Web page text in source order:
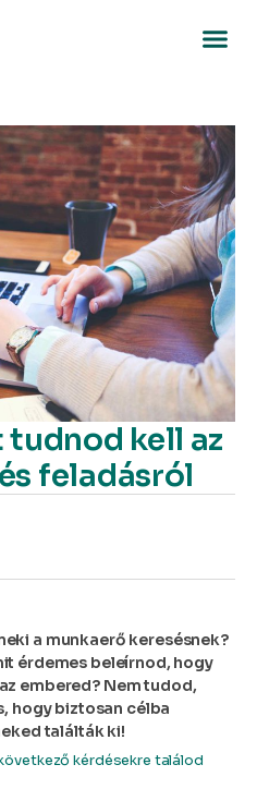
kell az
feladásról
a munkaerő keresésnek?
érdemes beleírnod, hogy
embered? Nem tudod,
hogy biztosan célba
találták ki!
kérdésekre találod